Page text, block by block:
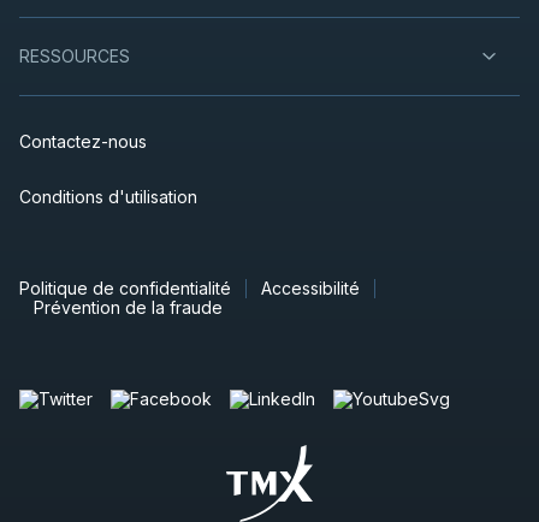
RESSOURCES
Contactez-nous
Conditions d'utilisation
Politique de confidentialité
Accessibilité
Prévention de la fraude